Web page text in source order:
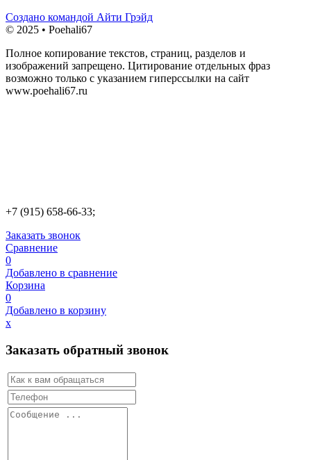
Создано командой Айти Грэйд
© 2025 • Poehali67
Полное копирование текстов, страниц, разделов и
изображений запрещено. Цитирование отдельных фраз
возможно только с указанием гиперссылки на сайт
www.poehali67.ru
+7 (915) 658-66-33;
Заказать звонок
Сравнение
0
Добавлено в сравнение
Корзина
0
Добавлено в корзину
х
Заказать обратный звонок